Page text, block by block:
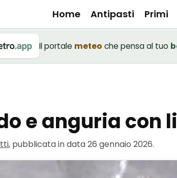
Home Antipasti Primi
Il portale meteo che pensa al tuo
e anguria con
, pubblicata in data26 gennaio 2026.